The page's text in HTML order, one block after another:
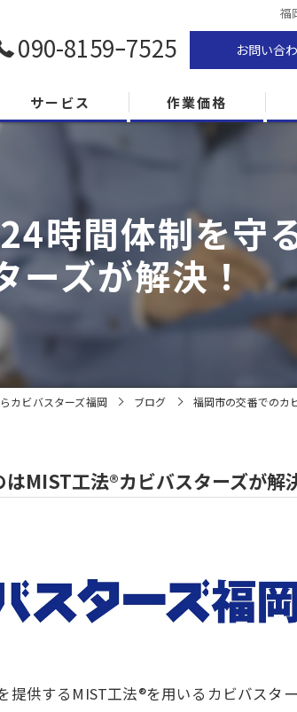
福
090-8159ｰ7525 お問い合
サービス 作業価格
時間体制を守
ーズが解決！
カビバスターズ福岡 ブログ 福岡市の交番でのカ
MIST工法®カビバスターズが解
供するMIST工法®を用いるカビバスタ